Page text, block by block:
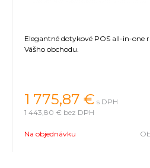
Elegantné dotykové POS all-in-one
Vášho obchodu.
1 775,87 € s DPH
1 443,80 € bez DPH
Na objednávku